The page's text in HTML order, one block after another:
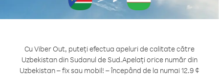
Cu Viber Out, puteți efectua apeluri de calitate către
Uzbekistan din Sudanul de Sud.Apelați orice număr din
Uzbekistan – fix sau mobil! – începând de la numai 12.9 ¢